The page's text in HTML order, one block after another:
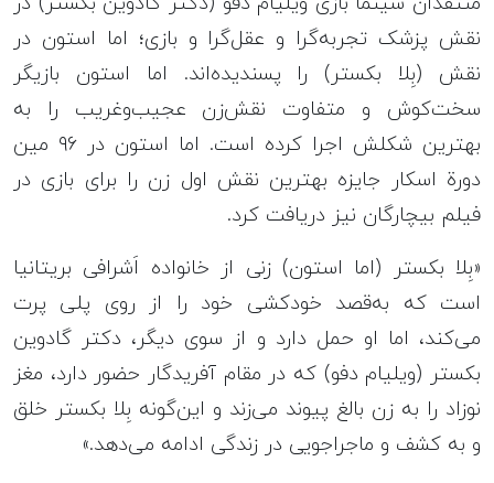
نقش پزشک تجربه‌گرا و عقل‌گرا و بازی؛ اما استون در
نقش (بِلا بکستر) را پسندیده‌اند. اما استون بازیگر
سخت‌کوش و متفاوت نقش‌زن عجیب‌وغریب را به
بهترین شکلش اجرا کرده است. اما استون در ۹۶ مین
دورة اسکار جایزه بهترین نقش اول زن را برای بازی در
فیلم بیچارگان نیز دریافت کرد.
«بِلا بکستر (اما استون) زنی از خانواده اَشرافی بریتانیا
است که به‌قصد خودکشی خود را از روی پلی پرت
می‌کند، اما او حمل دارد و از سوی دیگر، دکتر گادوین
بکستر (ویلیام دفو) که در مقام آفریدگار حضور دارد، مغز
نوزاد را به زن بالغ پیوند می‌زند و این‌گونه بِلا بکستر خلق
و به کشف و ماجراجویی در زندگی ادامه می‌دهد.»